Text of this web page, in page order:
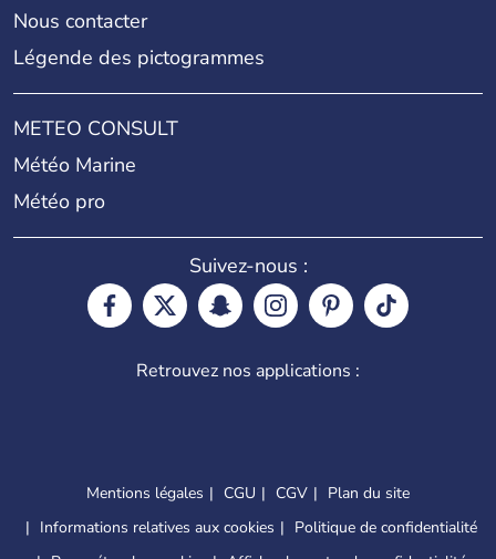
Nous contacter
Légende des pictogrammes
METEO CONSULT
Météo Marine
Météo pro
Suivez-nous :
Retrouvez nos applications :
Mentions légales CGU CGV
Plan du site
Informations relatives aux cookies
Politique de confidentialité